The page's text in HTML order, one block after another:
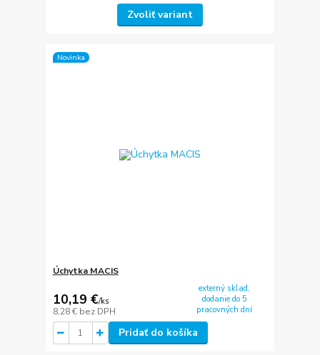
Zvoliť variant
Novinka
Úchytka MACIS
10,19 €/ks
8,28 € bez DPH
externý sklad,
dodanie do 5
pracovných dní
Pridať do košíka